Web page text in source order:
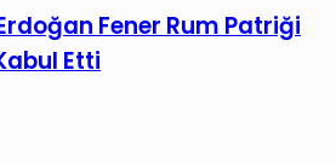
Fener Rum Patriği
Etti